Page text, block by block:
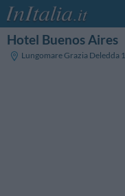
Hotel Buenos Aires
Lungomare Grazia Deledda